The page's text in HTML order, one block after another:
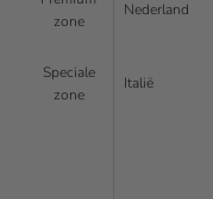
zone
Nederland
Speciale
zone
Italië